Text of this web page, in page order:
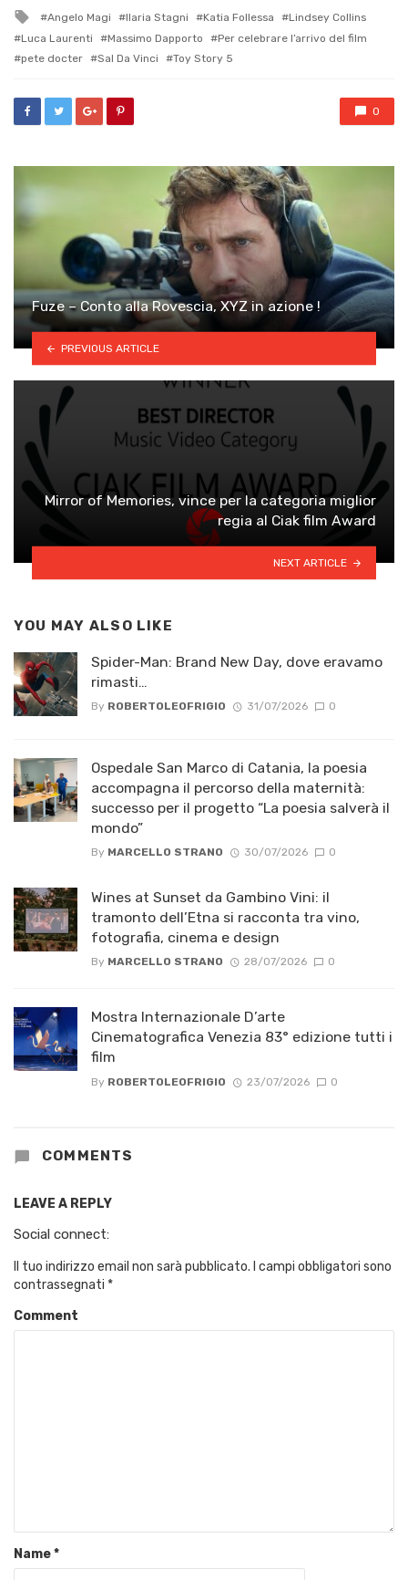
Tagged
with
Angelo Magi Ilaria Stagni Katia Follessa
Lindsey Collins
Luca Laurenti
Massimo Dapporto
Per celebrare l’arrivo del film
pete docter
Sal Da Vinci Toy Story 5
0
Fuze – Conto alla Rovescia, XYZ in azione !
PREVIOUS ARTICLE
Mirror of Memories, vince per la categoria miglior
regia al Ciak film Award
NEXT ARTICLE
YOU MAY ALSO LIKE
Spider-Man: Brand New Day, dove eravamo
rimasti…
By ROBERTOLEOFRIGIO 31/07/2026 0
Ospedale San Marco di Catania, la poesia
accompagna il percorso della maternità:
successo per il progetto “La poesia salverà il
mondo”
By MARCELLO STRANO 30/07/2026 0
Wines at Sunset da Gambino Vini: il
tramonto dell’Etna si racconta tra vino,
fotografia, cinema e design
By MARCELLO STRANO 28/07/2026 0
Mostra Internazionale D’arte
Cinematografica Venezia 83° edizione tutti i
film
By ROBERTOLEOFRIGIO 23/07/2026 0
COMMENTS
LEAVE A REPLY
Social connect:
Il tuo indirizzo email non sarà pubblicato. I campi obbligatori sono
contrassegnati *
Comment
Name*